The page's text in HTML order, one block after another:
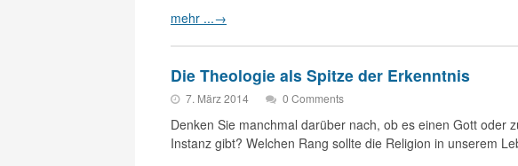
mehr ...→
Die Theologie als Spitze der Erkenntnis
7. März 2014 0 Comments
Denken Sie manchmal darüber nach, ob es einen Gott oder
Instanz gibt? Welchen Rang sollte die Religion in unserem